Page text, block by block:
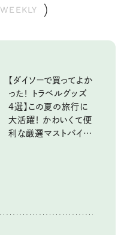
WEEKLY
【ダイソーで買ってよか
った！ トラベルグッズ
4選】この夏の旅行に
大活躍！ かわいくて便
利な厳選マストバイア